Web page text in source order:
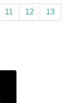
11 12 13